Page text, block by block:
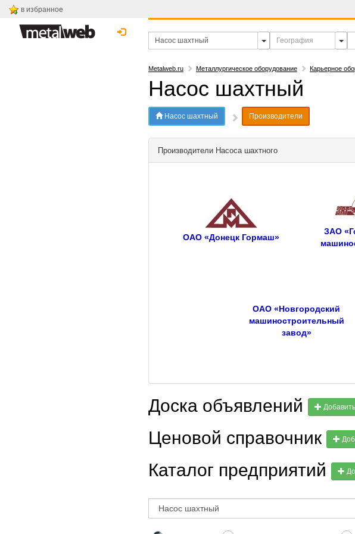
в избранное
Metalweb.ru Металлургическое оборудование Карьерное
Насос шахтный
Насос шахтный Производители
Производители Насоса шахтного
ОАО «Донецк Гормаш»
ЗАО
ОАО «Новгородский
машиностроительный
завод»
Доска объявлений
Ценовой справочник
Каталог предприятий